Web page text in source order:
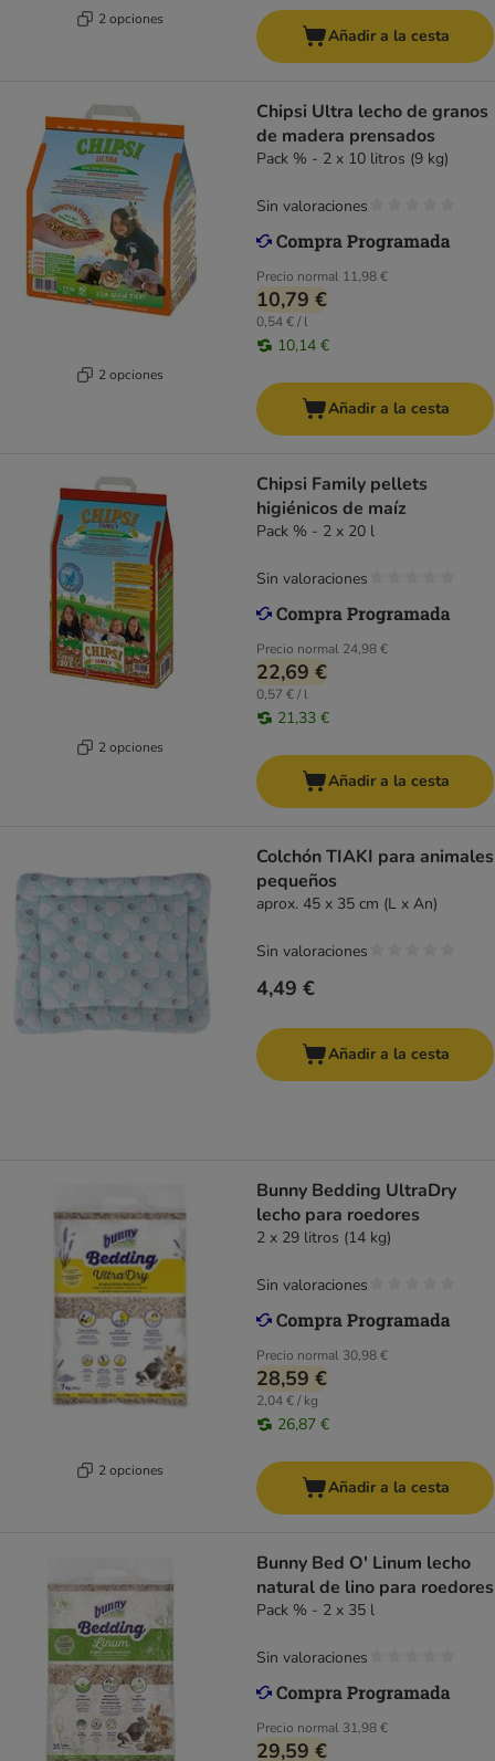
2 opciones
Añadir a la cesta
2 opciones
Chipsi Ultra lecho de granos
de madera prensados
Pack % - 2 x 10 litros (9 kg)
Precio normal 11,98 €
10,79 €
0,54 € / l
10,14 €
Sin valoraciones
Añadir a la cesta
2 opciones
Chipsi Family pellets
higiénicos de maíz
Pack % - 2 x 20 l
Precio normal 24,98 €
22,69 €
0,57 € / l
21,33 €
Sin valoraciones
Añadir a la cesta
Colchón TIAKI para animales
pequeños
aprox. 45 x 35 cm (L x An)
4,49 €
Sin valoraciones
Añadir a la cesta
2 opciones
Bunny Bedding UltraDry
lecho para roedores
2 x 29 litros (14 kg)
Precio normal 30,98 €
28,59 €
2,04 € / kg
26,87 €
Sin valoraciones
Añadir a la cesta
Bunny Bed O' Linum lecho
natural de lino para roedores
Pack % - 2 x 35 l
Precio normal 31,98 €
29,59 €
Sin valoraciones